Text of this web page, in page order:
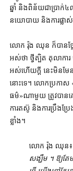
ឆ្នាំ និង​ពិន័យ​ជា​ប្រាក់​៤​
នយោបាយ និង​ការ​ផ្លា
លោក រ៉ុង ឈុន ក៏បាន​ថ្លែ
អស់​ថា ថ្វី​ត្បិត តុលាកា
អស់ហើយ​ក្ដី នេះ​មិនម
នោះ​ទេ​។ លោក​ប្រកាស
ធម៌​»​ណាមួយ ត្រូវ​បាន​គ
ការ​តស៊ូ និង​ការ​ប្រឹងប្រែ
ខ្លាំង។
លោក រ៉ុង ឈុន៖
សង្ឃឹម ។ ឱ្យ​តែ​